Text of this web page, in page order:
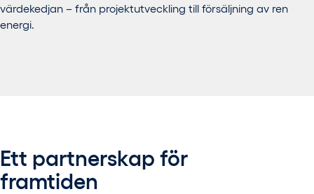
värdekedjan – från projektutveckling till försäljning av ren
energi.
Ett partnerskap för
framtiden